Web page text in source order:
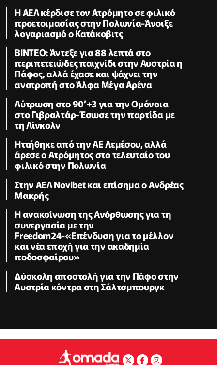
Η ΑΕΛ κέρδισε τον Ατρόμητο σε φιλικό
προετοιμασίας στην Πολωνία-Άνοιξε
λογαριασμό ο Κατάκοβιτς
ΒΙΝΤΕΟ: Άντεξε για 88 λεπτά στο
περιπετειώδες παιχνίδι στην Αυστρία η
Πάφος, αλλά έχασε και ψάχνει την
ανατροπή στο Άλφα Μέγα Αρένα
Λύτρωση στο 90’+3 για την Ομόνοια
στο Γιβραλτάρ-Έσωσε την παρτίδα με
τη Λίνκολν
Ηττήθηκε από την ΑΕ Λεμέσου, αλλά
άρεσε ο Ατρόμητος στο τελευταίο του
φιλικό στην Πολωνία
Στην ΑΕΛ Novibet και επίσημα ο Ανδρέας
Μακρής
H ανακοίνωση της Ανόρθωσης για τη
συνεργασία με την
Freedom24-«Επένδυση για το μέλλον
και νέα εποχή για την ακαδημία
ποδοσφαίρου»
Δύσκολη αποστολή για την Πάφο στην
Αυστρία κόντρα στη Σάλτσμπουργκ